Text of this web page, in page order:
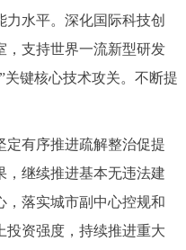
水平。深化国际科技创
，支持世界一流新型研发
键核心技术攻关。不断提
有序推进疏解整治促提
，继续推进基本无违法建
，落实城市副中心控规和
投资强度，持续推进重大